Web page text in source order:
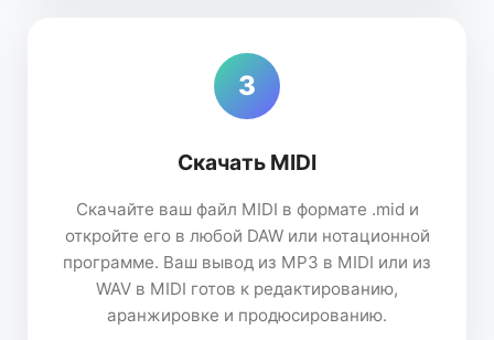
3
Скачать MIDI
Скачайте ваш файл MIDI в формате .mid и
откройте его в любой DAW или нотационной
программе. Ваш вывод из MP3 в MIDI или из
WAV в MIDI готов к редактированию,
аранжировке и продюсированию.